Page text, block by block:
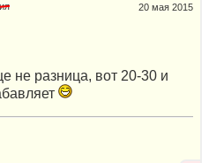
20 мая 2015
не разница, вот 20-30 и